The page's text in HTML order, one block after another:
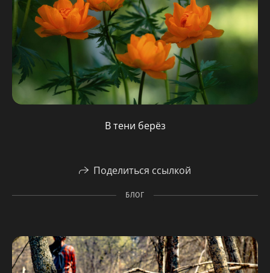
В тени берёз
Поделиться ссылкой
БЛОГ